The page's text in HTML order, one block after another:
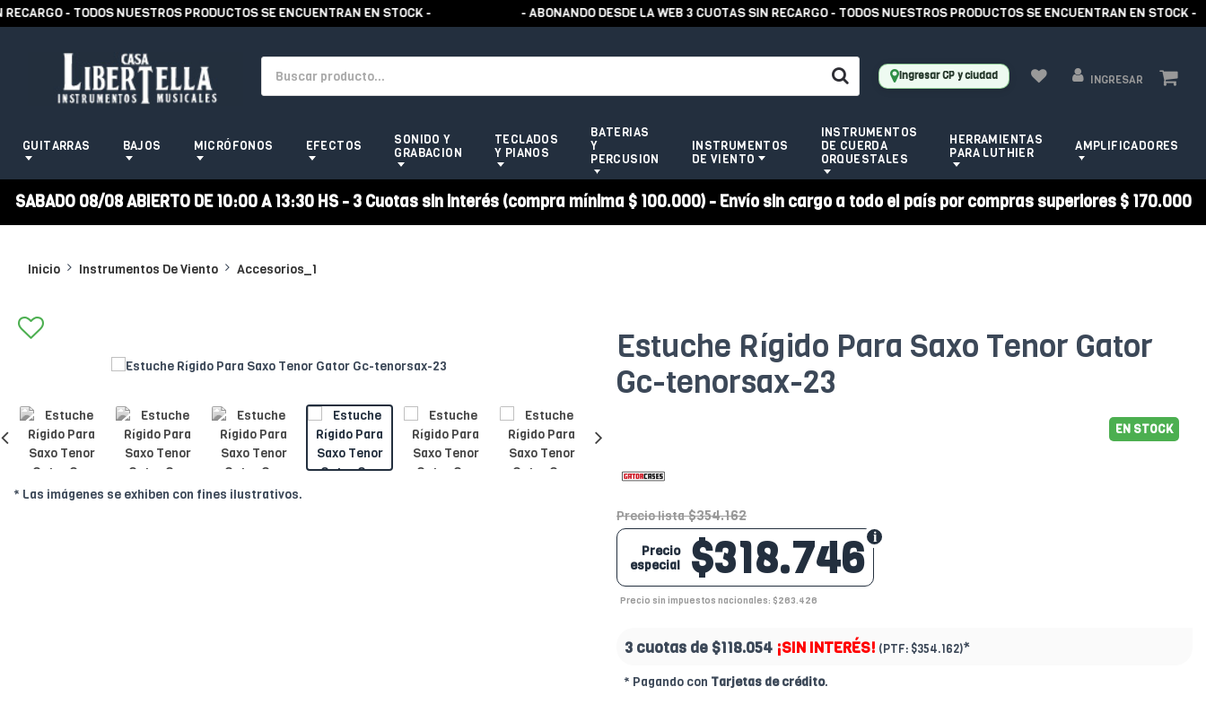
- TODOS NUESTROS PRODUCTOS SE ENCUENTRAN EN STOCK - - ABONANDO DESDE LA WEB 3 CUOTAS SIN RECARGO - TODOS NUESTROS PRODUCTOS SE ENCUENTRAN EN STOCK -
Ingresar CP y ciudad INGRESAR
GUITARRAS BAJOS MICRÓFONOS EFECTOS
SONIDO Y
GRABACION
TECLADOS
Y PIANOS
BATERIAS
Y
PERCUSION
INSTRUMENTOS
DE VIENTO
INSTRUMENTOS
DE CUERDA
ORQUESTALES
HERRAMIENTAS
PARA LUTHIER
AMPLIFICADORES
SABADO 08/08 ABIERTO DE 10:00 A 13:30 HS - 3 Cuotas sin interés (compra mínima $ 100.000) - Envío sin cargo a todo el país por compras superiores $ 170.000
Inicio Instrumentos De Viento Accesorios_1
* Las imágenes se exhiben con fines ilustrativos.
Estuche Rígido Para Saxo Tenor Gator
Gc-tenorsax-23
EN STOCK
Precio lista $354.162
$318.746
Precio
especial
Precio sin impuestos nacionales: $263.426
3 cuotas de $118.054 ¡SIN INTERÉS! (PTF: $354.162)*
* Pagando con Tarjetas de crédito.